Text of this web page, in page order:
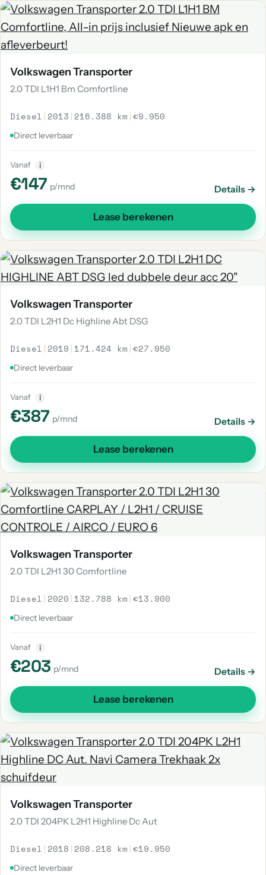
Volkswagen Transporter
2.0 TDI L1H1 Bm Comfortline
Diesel | 2013 | 216.388 km |€9.950
Direct leverbaar
Vanaf i
€147 p/mnd Details →
Lease berekenen
Volkswagen Transporter
2.0 TDI L2H1 Dc Highline Abt DSG
Diesel | 2019 | 171.424 km |€27.950
Direct leverbaar
Vanaf i
€387 p/mnd Details →
Lease berekenen
Volkswagen Transporter
2.0 TDI L2H1 30 Comfortline
Diesel | 2020 | 132.788 km |€13.900
Direct leverbaar
Vanaf i
€203 p/mnd Details →
Lease berekenen
Volkswagen Transporter
2.0 TDI 204PK L2H1 Highline Dc Aut
Diesel | 2018 | 208.218 km |€19.950
Direct leverbaar